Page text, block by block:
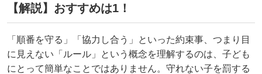
【解説】おすすめは1！
「順番を守る」「協力し合う」といった約束事、つまり目
に見えない「ルール」という概念を理解するのは、子ども
にとって簡単なことではありません。守れない子を罰する